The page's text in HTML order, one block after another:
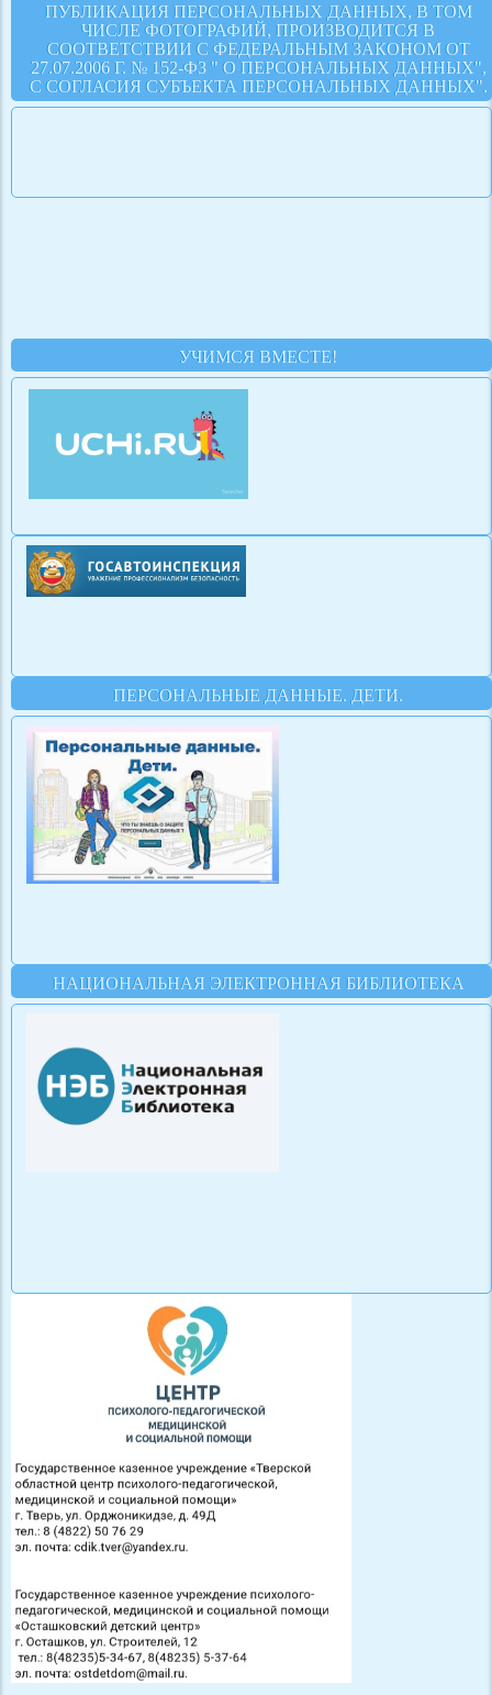
ПУБЛИКАЦИЯ ПЕРСОНАЛЬНЫХ ДАННЫХ, В ТОМ
ЧИСЛЕ ФОТОГРАФИЙ, ПРОИЗВОДИТСЯ В
СООТВЕТСТВИИ С ФЕДЕРАЛЬНЫМ ЗАКОНОМ ОТ
27.07.2006 Г. № 152-ФЗ " О ПЕРСОНАЛЬНЫХ ДАННЫХ",
С СОГЛАСИЯ СУБЪЕКТА ПЕРСОНАЛЬНЫХ ДАННЫХ".
УЧИМСЯ ВМЕСТЕ!
ПЕРСОНАЛЬНЫЕ ДАННЫЕ. ДЕТИ.
НАЦИОНАЛЬНАЯ ЭЛЕКТРОННАЯ БИБЛИОТЕКА